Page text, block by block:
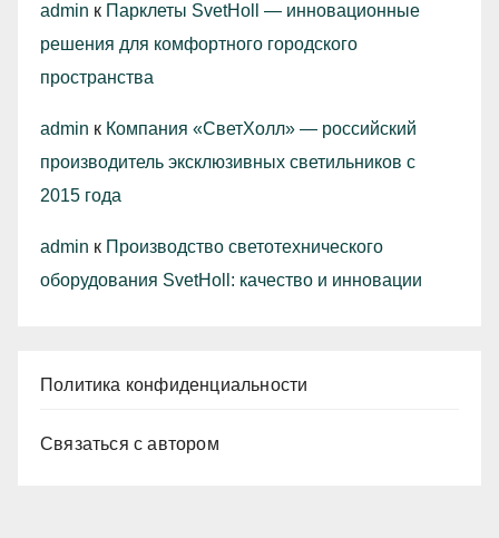
admin к Парклеты SvetHoll — инновационные
решения для комфортного городского
пространства
admin к Компания «СветХолл» — российский
производитель эксклюзивных светильников с
2015 года
admin к Производство светотехнического
оборудования SvetHoll: качество и инновации
Политика конфиденциальности
Связаться с автором